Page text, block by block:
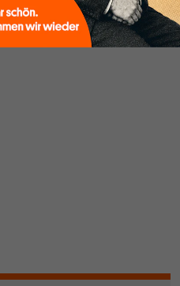
Banken und deren
in Führungspositionen im